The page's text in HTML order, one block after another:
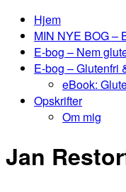
Hjem
MIN NYE BOG –
E-bog – Nem
E-bog – Glutenfri
eBook:
Opskrifter
Om mig
Jan